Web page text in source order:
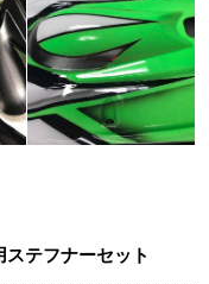
テフナーセット